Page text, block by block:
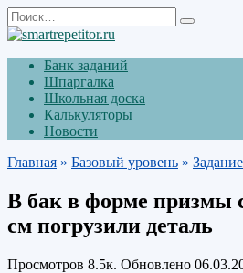
Перейти
к
содержанию
Search
for:
Банк заданий
Шпаргалка
Школьная доска
Калькуляторы
Новости
Главная » Базовый уровень »
В бак в форме призмы
см погрузили деталь
Просмотров 8.5к. Обновлено